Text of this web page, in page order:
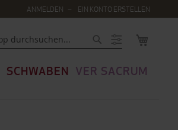
ANMELDEN EIN KONTO ERSTELLEN
SCHWABEN VER SACRUM